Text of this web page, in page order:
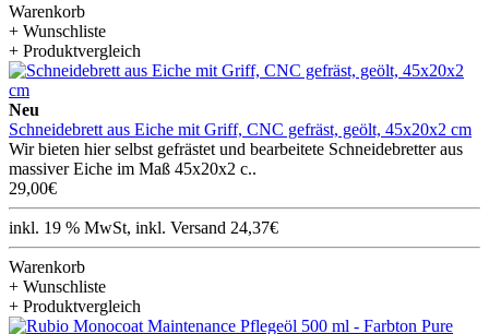
Warenkorb
+ Wunschliste
+ Produktvergleich
Neu
Schneidebrett aus Eiche mit Griff, CNC gefräst, geölt, 45x20x2 cm
Wir bieten hier selbst gefrästet und bearbeitete Schneidebretter aus
massiver Eiche im Maß 45x20x2 c..
29,00€
inkl. 19 % MwSt, inkl. Versand 24,37€
Warenkorb
+ Wunschliste
+ Produktvergleich